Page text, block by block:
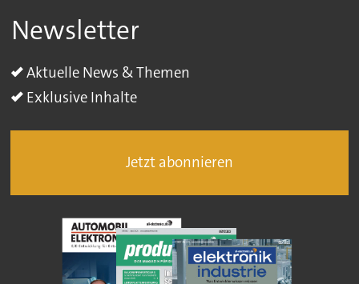
Newsletter
Aktuelle News & Themen
Exklusive Inhalte
Jetzt abonnieren